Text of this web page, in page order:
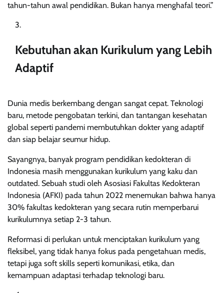
tahun-tahun awal pendidikan. Bukan hanya menghafal teori.”
Kebutuhan akan Kurikulum yang Lebih
Adaptif
Dunia medis berkembang dengan sangat cepat. Teknologi
baru, metode pengobatan terkini, dan tantangan kesehatan
global seperti pandemi membutuhkan dokter yang adaptif
dan siap belajar seumur hidup.
Sayangnya, banyak program pendidikan kedokteran di
Indonesia masih menggunakan kurikulum yang kaku dan
outdated. Sebuah studi oleh Asosiasi Fakultas Kedokteran
Indonesia (AFKI) pada tahun 2022 menemukan bahwa hanya
30% fakultas kedokteran yang secara rutin memperbarui
kurikulumnya setiap 2-3 tahun.
Reformasi di perlukan untuk menciptakan kurikulum yang
fleksibel, yang tidak hanya fokus pada pengetahuan medis,
tetapi juga soft skills seperti komunikasi, etika, dan
kemampuan adaptasi terhadap teknologi baru.